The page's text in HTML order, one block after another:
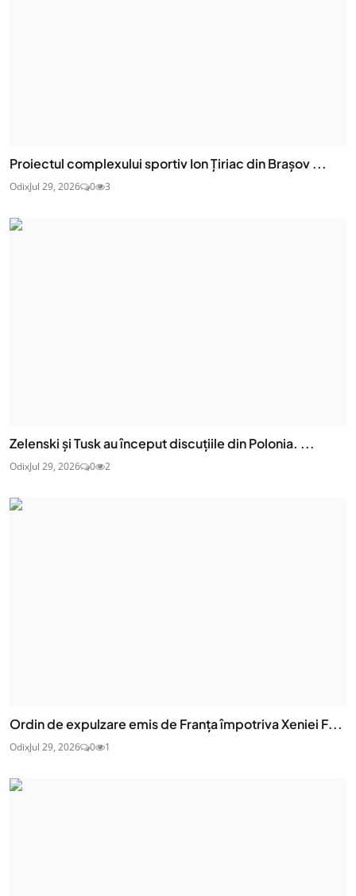
Proiectul complexului sportiv Ion Țiriac din Brașov ...
OdixJul 29, 2026 0 3
Zelenski și Tusk au început discuțiile din Polonia. ...
OdixJul 29, 2026 0 2
Ordin de expulzare emis de Franța împotriva Xeniei F...
OdixJul 29, 2026 0 1